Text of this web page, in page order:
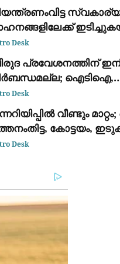
മരണം, എട്ട് പേർക്ക്
Desk
പ്രവേശനത്തിന്
ഐടിഐ,
വിദ്യാഭ്യാസ വകുപ്പ്
Desk
വീണ്ടും
കോട്ടയം,
Desk